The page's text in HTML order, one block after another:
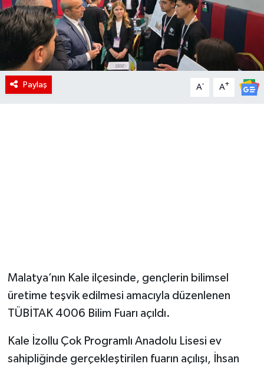
Paylaş A- A+
Malatya’nın Kale ilçesinde, gençlerin bilimsel
üretime teşvik edilmesi amacıyla düzenlenen
TÜBİTAK 4006 Bilim Fuarı açıldı.
Kale İzollu Çok Programlı Anadolu Lisesi ev
sahipliğinde gerçekleştirilen fuarın açılışı, İhsan